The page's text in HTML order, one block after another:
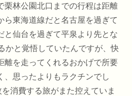
栗林公園北口までの行程は距離
ら東海道線だと名古屋を過ぎて
と仙台を過ぎて平泉より先とな
かと覚悟していたんですが、快
離を走ってくれるおかげで所要
、思ったよりもラクチンでし
消費する旅がまた控えていま